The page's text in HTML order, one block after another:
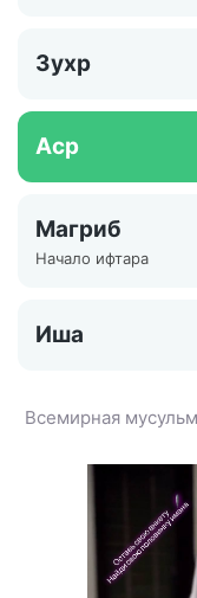
Зухр
Аср
Магриб
Начало ифтара
Иша
Всемирная